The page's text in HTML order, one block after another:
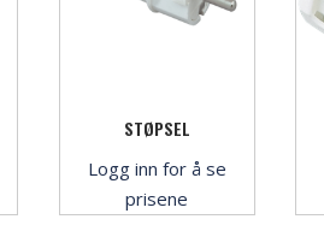
STØPSEL
Logg inn for å se
prisene